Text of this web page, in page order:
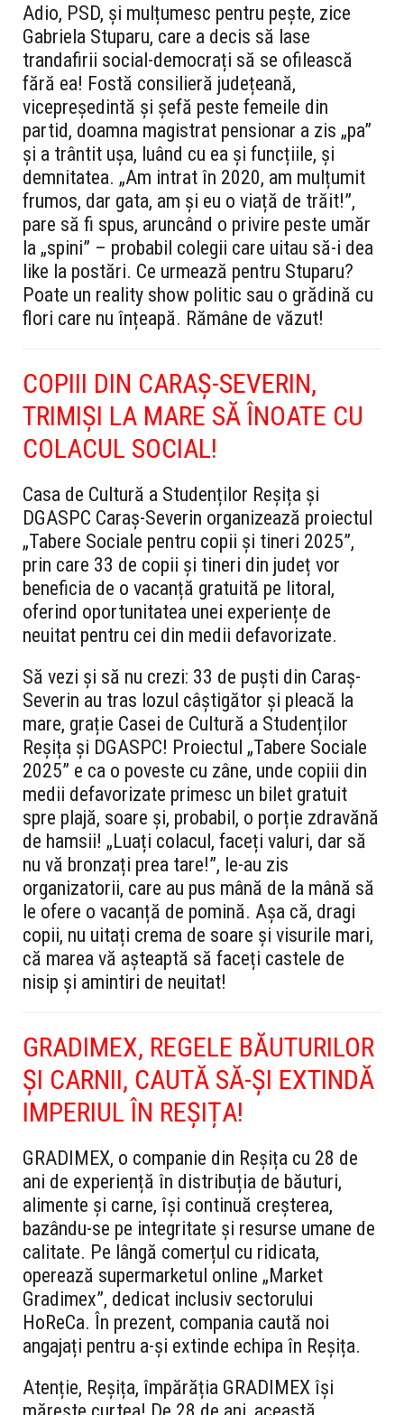
Adio, PSD, și mulțumesc pentru pește, zice
Gabriela Stuparu, care a decis să lase
trandafirii social-democrați să se ofilească
fără ea! Fostă consilieră județeană,
vicepreședintă și șefă peste femeile din
partid, doamna magistrat pensionar a zis „pa”
și a trântit ușa, luând cu ea și funcțiile, și
demnitatea. „Am intrat în 2020, am mulțumit
frumos, dar gata, am și eu o viață de trăit!”,
pare să fi spus, aruncând o privire peste umăr
la „spini” – probabil colegii care uitau să-i dea
like la postări. Ce urmează pentru Stuparu?
Poate un reality show politic sau o grădină cu
flori care nu înțeapă. Rămâne de văzut!
COPIII DIN CARAȘ-SEVERIN,
TRIMIȘI LA MARE SĂ ÎNOATE CU
COLACUL SOCIAL!
Casa de Cultură a Studenților Reșița și
DGASPC Caraș-Severin organizează proiectul
„Tabere Sociale pentru copii și tineri 2025”,
prin care 33 de copii și tineri din județ vor
beneficia de o vacanță gratuită pe litoral,
oferind oportunitatea unei experiențe de
neuitat pentru cei din medii defavorizate.
Să vezi și să nu crezi: 33 de puști din Caraș-
Severin au tras lozul câștigător și pleacă la
mare, grație Casei de Cultură a Studenților
Reșița și DGASPC! Proiectul „Tabere Sociale
2025” e ca o poveste cu zâne, unde copiii din
medii defavorizate primesc un bilet gratuit
spre plajă, soare și, probabil, o porție zdravănă
de hamsii! „Luați colacul, faceți valuri, dar să
nu vă bronzați prea tare!”, le-au zis
organizatorii, care au pus mână de la mână să
le ofere o vacanță de pomină. Așa că, dragi
copii, nu uitați crema de soare și visurile mari,
că marea vă așteaptă să faceți castele de
nisip și amintiri de neuitat!
GRADIMEX, REGELE BĂUTURILOR
ȘI CARNII, CAUTĂ SĂ-ȘI EXTINDĂ
IMPERIUL ÎN REȘIȚA!
GRADIMEX, o companie din Reșița cu 28 de
ani de experiență în distribuția de băuturi,
alimente și carne, își continuă creșterea,
bazându-se pe integritate și resurse umane de
calitate. Pe lângă comerțul cu ridicata,
operează supermarketul online „Market
Gradimex”, dedicat inclusiv sectorului
HoReCa. În prezent, compania caută noi
angajați pentru a-și extinde echipa în Reșița.
Atenție, Reșița, împărăția GRADIMEX își